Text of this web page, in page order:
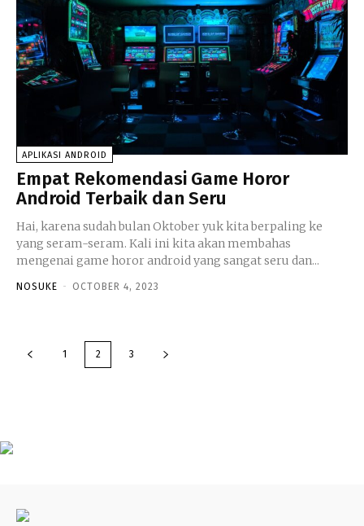
APLIKASI ANDROID
Empat Rekomendasi Game Horor
Android Terbaik dan Seru
Hai, karena sudah bulan Oktober yuk kita berpaling ke
yang seram-seram. Kali ini kita akan membahas
mengenai game horor android yang sangat seru dan...
NOSUKE - OCTOBER 4, 2023
1 2 3